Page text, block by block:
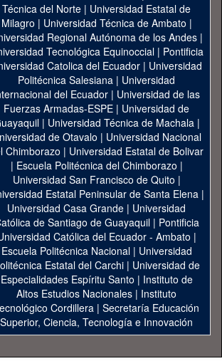
Técnica del Norte | Universidad Estatal de
Milagro | Universidad Técnica de Ambato |
Regional Autónoma de los Andes|
Tecnológica Equinoccial| Pontificia
Catolica del Ecuador | Universidad
Politécnica Salesiana | Universidad
del Ecuador | Universidad de las
Fuerzas Armadas-ESPE | Universidad de
| Universidad Técnica de Machala|
de Otavalo | Universidad Nacional
Chimborazo | Universidad Estatal de Bolivar
| Escuela Politécnica del Chimborazo |
Universidad San Francisco de Quito |
Estatal Peninsular de Santa Elena|
Universidad Casa Grande | Universidad
de Santiago de Guayaquil| Pontificia
Católica del Ecuador - Ambato |
Escuela Politécnica Nacional| Universidad
Estatal del Carchi| Universidad de
Especialidades Espíritu Santo | Instituto de
Altos Estudios Nacionales | Instituto
Cordillera | Secretaría Educación
Superior, Ciencia, Tecnología e Innovación